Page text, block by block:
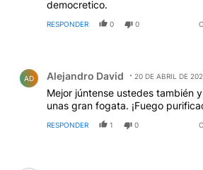
democretico.
RESPONDER 0 0
AD Alejandro David 20 DE ABRIL DE
Mejor júntense ustedes también
unas gran fogata. ¡Fuego
RESPONDER 1 0
Comentario de Maria Infante.